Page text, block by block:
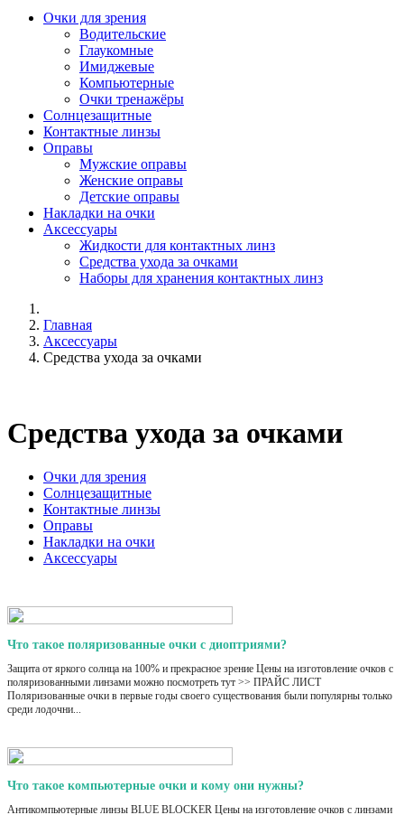
Очки для зрения
Водительские
Глаукомные
Имиджевые
Компьютерные
Очки тренажёры
Солнцезащитные
Контактные линзы
Оправы
Мужские оправы
Женские оправы
Детские оправы
Накладки на очки
Аксессуары
Жидкости для контактных линз
Средства ухода за очками
Наборы для хранения контактных линз
Главная
Аксессуары
Средства ухода за очками
Средства ухода за очками
Очки для зрения
Солнцезащитные
Контактные линзы
Оправы
Накладки на очки
Аксессуары
Что такое поляризованные очки с диоптриями?
Защита от яркого солнца на 100% и прекрасное зрение Цены на изготовление очков с
поляризованными линзами можно посмотреть тут >> ПРАЙС ЛИСТ
Поляризованные очки в первые годы своего существования были популярны только
среди лодочни...
Что такое компьютерные очки и кому они нужны?
Антикомпьютерные линзы BLUE BLOCKER Цены на изготовление очков с линзами